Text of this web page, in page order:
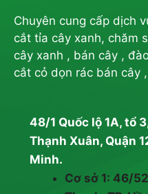
Chuyên cung cấp dịch
cắt tỉa cây xanh, chăm
cây xanh , bán cây ,
cắt cỏ dọn rác bán cây
48/1 Quốc lộ 1A, tổ
Thạnh Xuân, Quận
Minh.
Cơ sở 1: 46/